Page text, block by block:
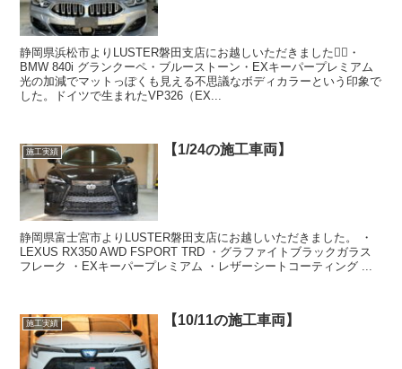
静岡県浜松市よりLUSTER磐田支店にお越しいただきました🙇‍♂️・
BMW 840i グランクーペ・ブルーストーン・EXキーパープレミアム
光の加減でマットっぽくも見える不思議なボディカラーという印象で
した。ドイツで生まれたVP326（EX...
施工実績 【1/24の施工車両】
静岡県富士宮市よりLUSTER磐田支店にお越しいただきました。 ・
LEXUS RX350 AWD FSPORT TRD ・グラファイトブラックガラス
フレーク ・EXキーパープレミアム ・レザーシートコーティング ...
施工実績 【10/11の施工車両】